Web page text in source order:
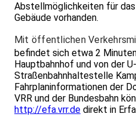
Abstellmöglichkeiten für das
Gebäude vorhanden.
Mit öffentlichen
befindet sich etwa 2
Hauptbahnhof und von der
Straßenbahnhaltestelle
Fahrplaninformationen der
VRR und der Bundesbahn
http://efa.vrr.de direkt in